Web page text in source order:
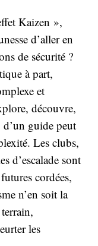
Kaizen »,
d’aller en
de sécurité ?
à part,
et
découvre,
guide peut
Les clubs,
d’escalade sont
cordées,
n’en soit la
les